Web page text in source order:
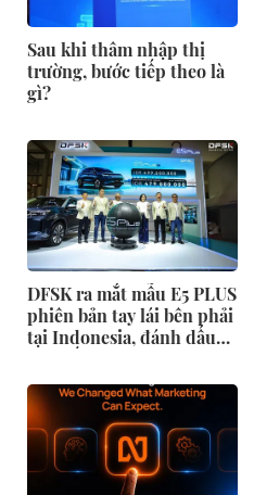
Sau khi thâm nhập thị
trường, bước tiếp theo là
gì?
DFSK ra mắt mẫu E5 PLUS
phiên bản tay lái bên phải
tại Indonesia, đánh dấu
trình mở rộng toàn cầu